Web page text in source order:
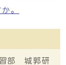
。
部 城郭研